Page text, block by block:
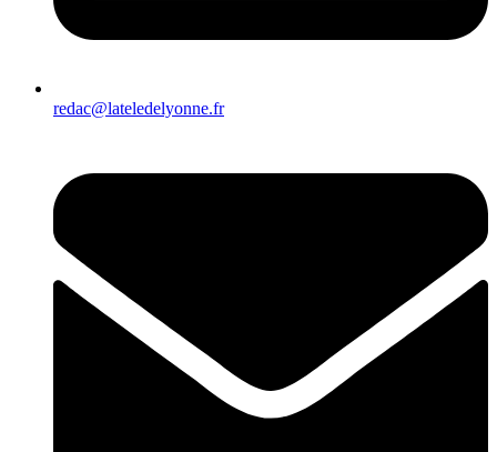
redac@lateledelyonne.fr